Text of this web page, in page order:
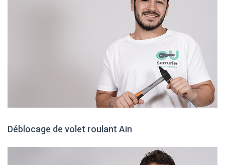
Déblocage de volet roulant Ain